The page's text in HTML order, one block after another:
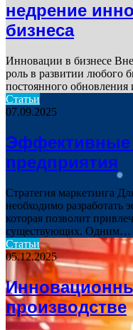
недрение
бизнеса
Инновации в бизнесе
роль в развитии любого
постоянного
Статьи
07.09.2025
Эффективные
предприятия
Стратегия маркетинга
необходимо разработать
которая позволит
существующих. Одним…
Статьи
05.12.2025
производстве